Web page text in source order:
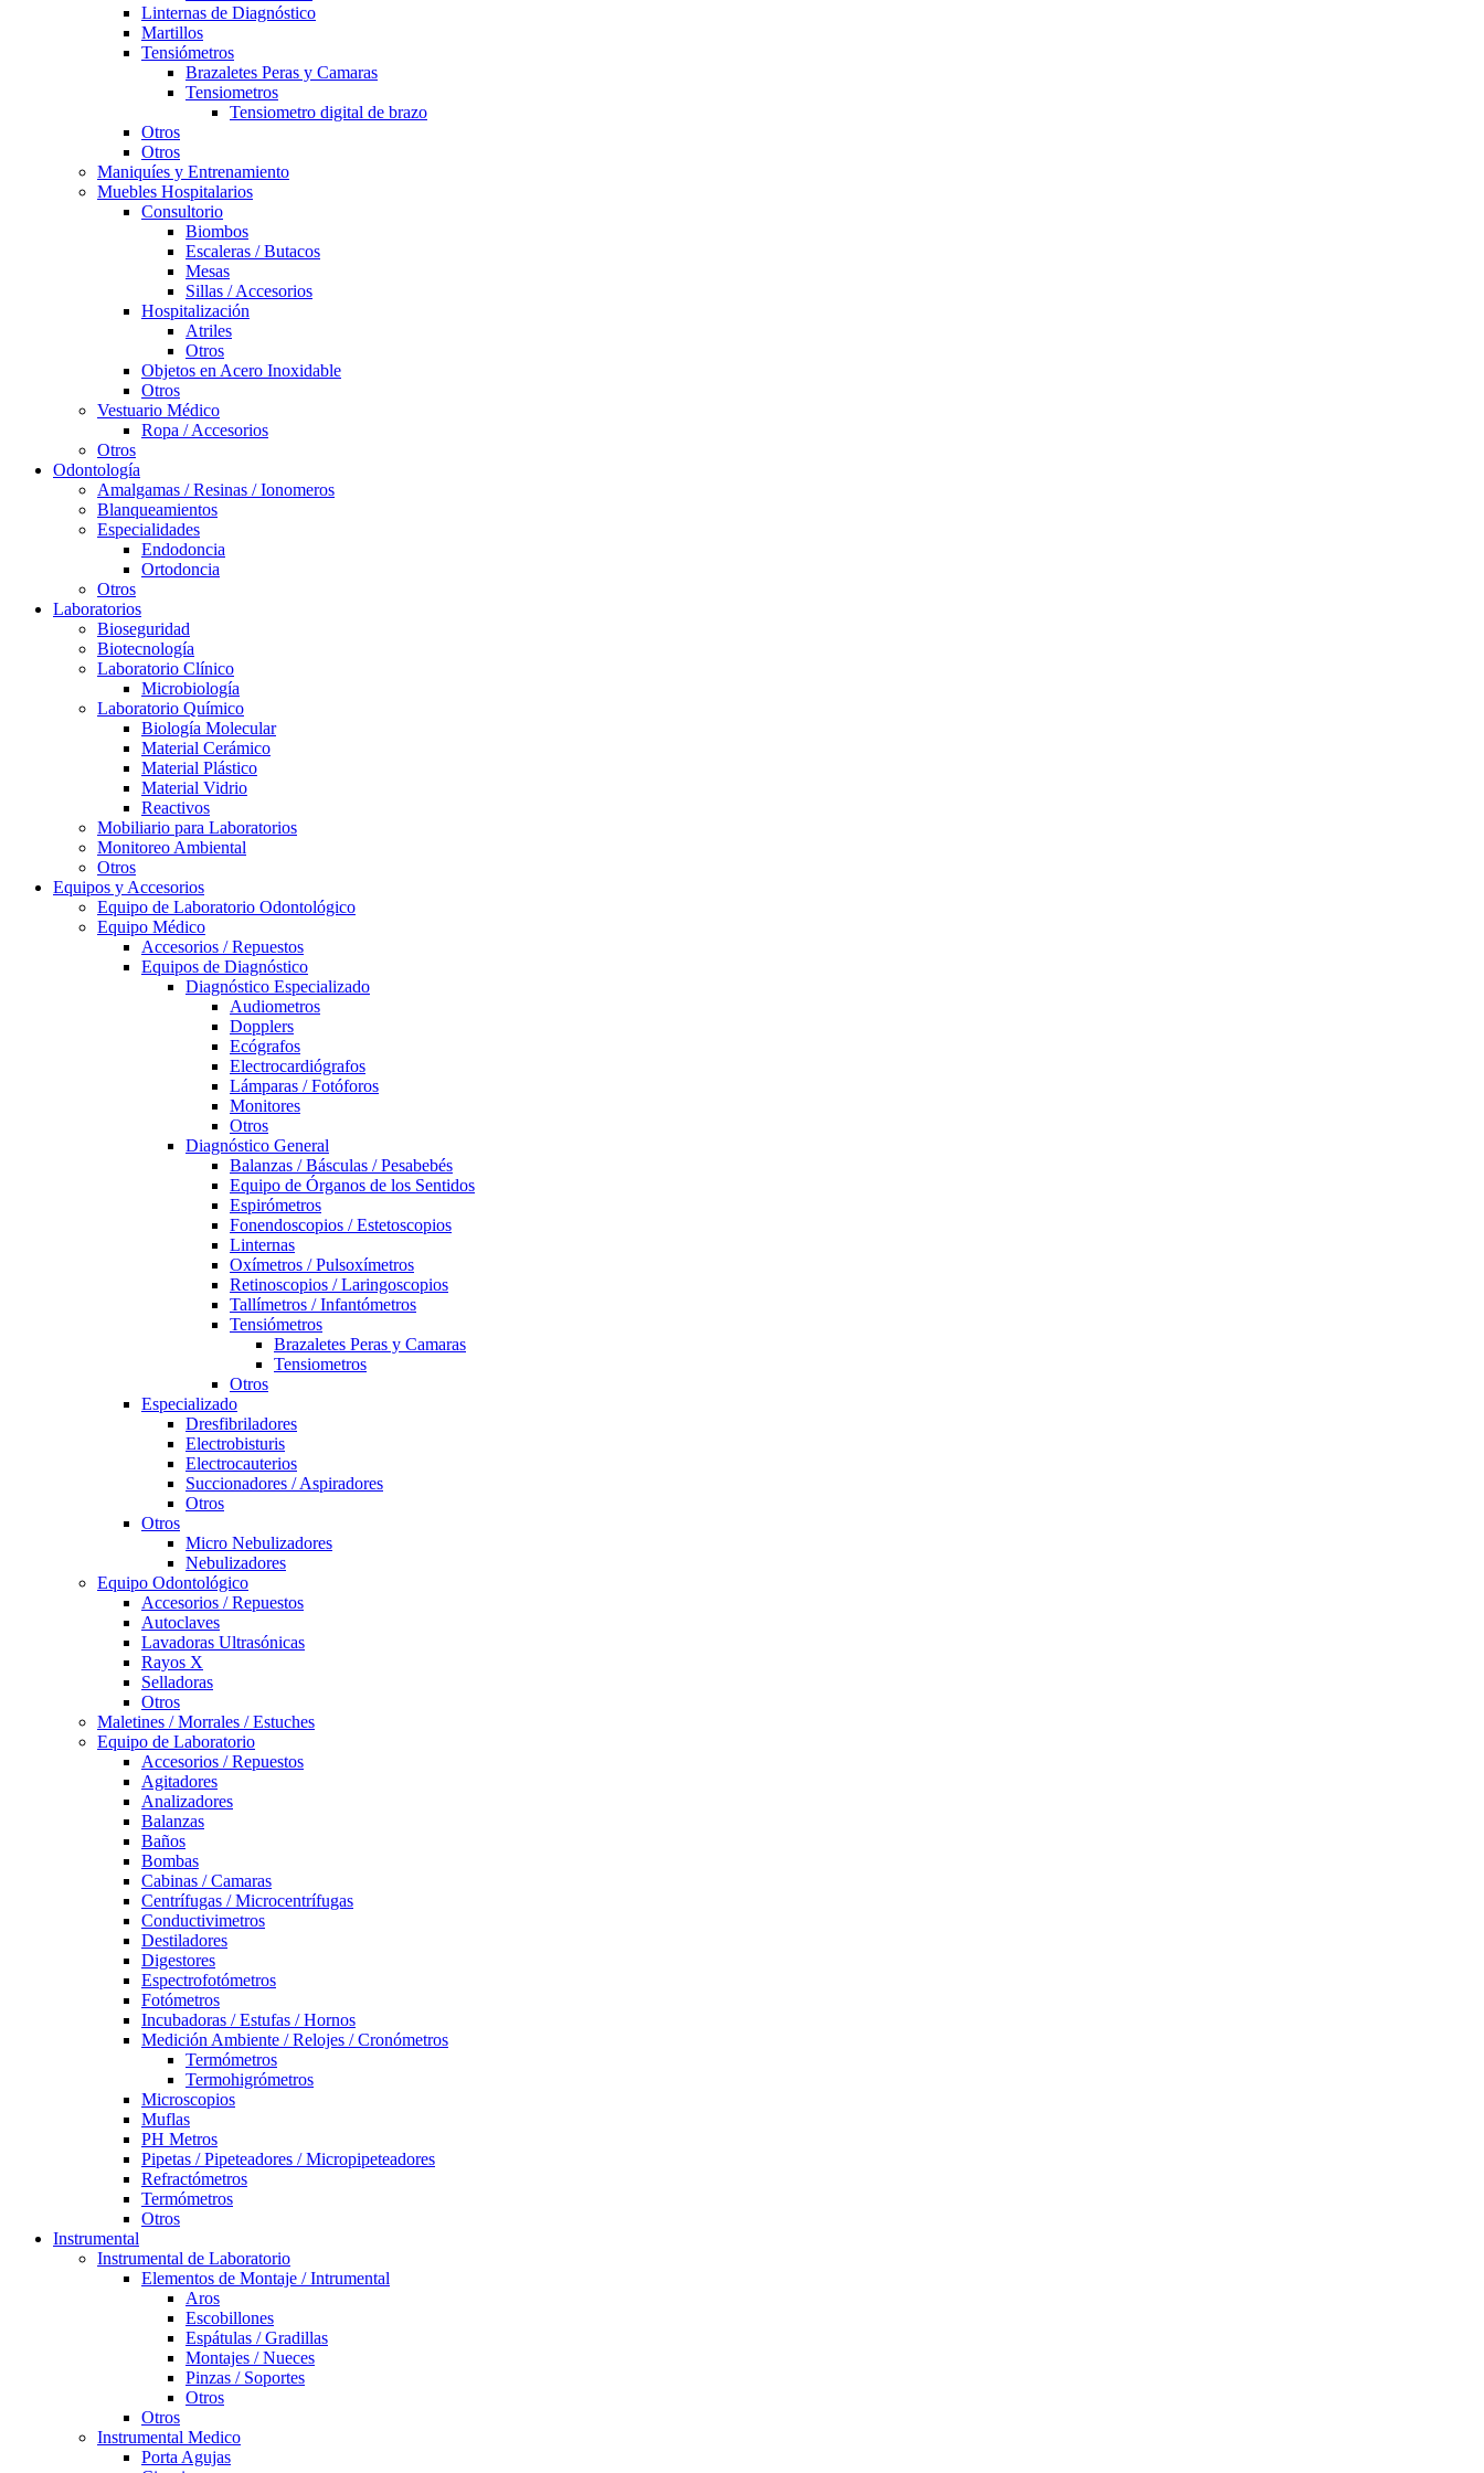
Linternas de Diagnóstico
Martillos
Tensiómetros
Brazaletes Peras y Camaras
Tensiometros
Tensiometro digital de brazo
Otros
Otros
Maniquíes y Entrenamiento
Muebles Hospitalarios
Consultorio
Biombos
Escaleras / Butacos
Mesas
Sillas / Accesorios
Hospitalización
Atriles
Otros
Objetos en Acero Inoxidable
Otros
Vestuario Médico
Ropa / Accesorios
Otros
Odontología
Amalgamas / Resinas / Ionomeros
Blanqueamientos
Especialidades
Endodoncia
Ortodoncia
Otros
Laboratorios
Bioseguridad
Biotecnología
Laboratorio Clínico
Microbiología
Laboratorio Químico
Biología Molecular
Material Cerámico
Material Plástico
Material Vidrio
Reactivos
Mobiliario para Laboratorios
Monitoreo Ambiental
Otros
Equipos y Accesorios
Equipo de Laboratorio Odontológico
Equipo Médico
Accesorios / Repuestos
Equipos de Diagnóstico
Diagnóstico Especializado
Audiometros
Dopplers
Ecógrafos
Electrocardiógrafos
Lámparas / Fotóforos
Monitores
Otros
Diagnóstico General
Balanzas / Básculas / Pesabebés
Equipo de Órganos de los Sentidos
Espirómetros
Fonendoscopios / Estetoscopios
Linternas
Oxímetros / Pulsoxímetros
Retinoscopios / Laringoscopios
Tallímetros / Infantómetros
Tensiómetros
Brazaletes Peras y Camaras
Tensiometros
Otros
Especializado
Dresfibriladores
Electrobisturis
Electrocauterios
Succionadores / Aspiradores
Otros
Otros
Micro Nebulizadores
Nebulizadores
Equipo Odontológico
Accesorios / Repuestos
Autoclaves
Lavadoras Ultrasónicas
Rayos X
Selladoras
Otros
Maletines / Morrales / Estuches
Equipo de Laboratorio
Accesorios / Repuestos
Agitadores
Analizadores
Balanzas
Baños
Bombas
Cabinas / Camaras
Centrífugas / Microcentrífugas
Conductivimetros
Destiladores
Digestores
Espectrofotómetros
Fotómetros
Incubadoras / Estufas / Hornos
Medición Ambiente / Relojes / Cronómetros
Termómetros
Termohigrómetros
Microscopios
Muflas
PH Metros
Pipetas / Pipeteadores / Micropipeteadores
Refractómetros
Termómetros
Otros
Instrumental
Instrumental de Laboratorio
Elementos de Montaje / Intrumental
Aros
Escobillones
Espátulas / Gradillas
Montajes / Nueces
Pinzas / Soportes
Otros
Otros
Instrumental Medico
Porta Agujas